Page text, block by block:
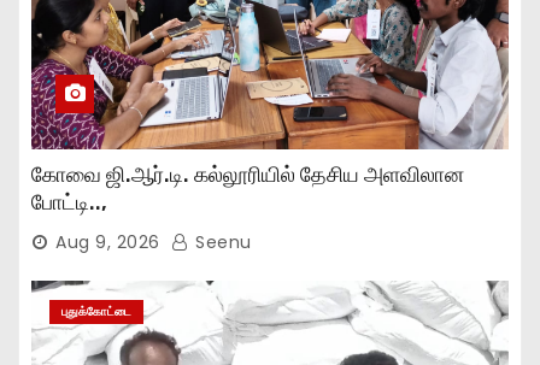
கோவை ஜி.ஆர்.டி. கல்லூரியில் தேசிய அளவிலான
போட்டி..,
Aug 9, 2026 Seenu
புதுக்கோட்டை